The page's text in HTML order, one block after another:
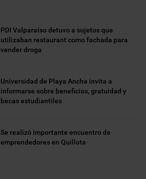
PDI Valparaíso detuvo a sujetos que
utilizaban restaurant como fachada para
vender droga
Universidad de Playa Ancha invita a
informarse sobre beneficios, gratuidad y
becas estudiantiles
Se realizó importante encuentro de
emprendedores en Quillota